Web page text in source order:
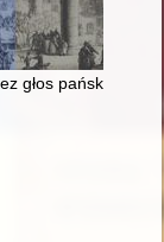
: 8 grudnia
głos pański